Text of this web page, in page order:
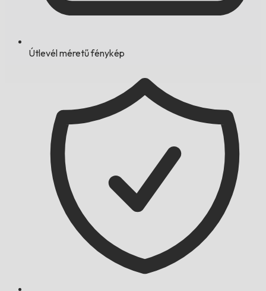
Útlevél méretű fénykép